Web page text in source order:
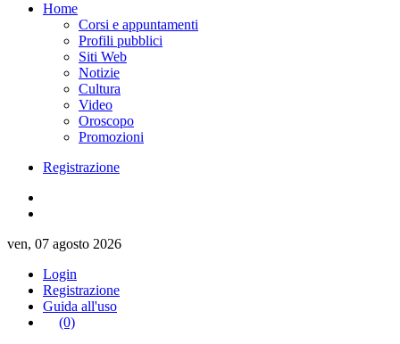
Home
Corsi e appuntamenti
Profili pubblici
Siti Web
Notizie
Cultura
Video
Oroscopo
Promozioni
Registrazione
ven, 07 agosto 2026
Login
Registrazione
Guida all'uso
(0)